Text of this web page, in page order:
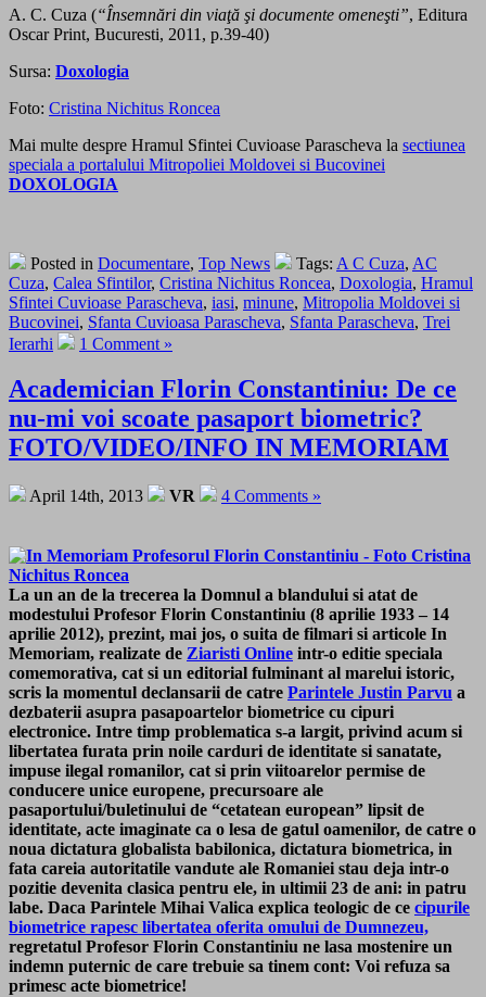
A. C. Cuza (“Însemnări din viaţă şi documente omeneşti”, Editura
Oscar Print, Bucuresti, 2011, p.39-40)
Sursa: Doxologia
Foto: Cristina Nichitus Roncea
Mai multe despre Hramul Sfintei Cuvioase Parascheva la sectiunea
speciala a portalului Mitropoliei Moldovei si Bucovinei
DOXOLOGIA
Posted in Documentare, Top News Tags: A C Cuza, AC
Cuza, Calea Sfintilor, Cristina Nichitus Roncea, Doxologia, Hramul
Sfintei Cuvioase Parascheva, iasi, minune, Mitropolia Moldovei si
Bucovinei, Sfanta Cuvioasa Parascheva, Sfanta Parascheva, Trei
Ierarhi
1 Comment »
Academician Florin Constantiniu: De ce
nu-mi voi scoate pasaport biometric?
FOTO/VIDEO/INFO IN MEMORIAM
April 14th, 2013 VR 4 Comments »
La un an de la trecerea la Domnul a blandului si atat de
modestului Profesor Florin Constantiniu (8 aprilie 1933 – 14
aprilie 2012), prezint, mai jos, o suita de filmari si articole In
Memoriam, realizate de Ziaristi Online intr-o editie speciala
comemorativa, cat si un editorial fulminant al marelui istoric,
scris la momentul declansarii de catre Parintele Justin Parvu a
dezbaterii asupra pasapoartelor biometrice cu cipuri
electronice. Intre timp problematica s-a largit, privind acum si
libertatea furata prin noile carduri de identitate si sanatate,
impuse ilegal romanilor, cat si prin viitoarelor permise de
conducere unice europene, precursoare ale
pasaportului/buletinului de “cetatean european” lipsit de
identitate, acte imaginate ca o lesa de gatul oamenilor, de catre o
noua dictatura globalista babilonica, dictatura biometrica, in
fata careia autoritatile vandute ale Romaniei stau deja intr-o
pozitie devenita clasica pentru ele, in ultimii 23 de ani: in patru
labe. Daca Parintele Mihai Valica explica teologic de ce cipurile
biometrice rapesc libertatea oferita omului de Dumnezeu,
regretatul Profesor Florin Constantiniu ne lasa mostenire un
indemn puternic de care trebuie sa tinem cont: Voi refuza sa
primesc acte biometrice!